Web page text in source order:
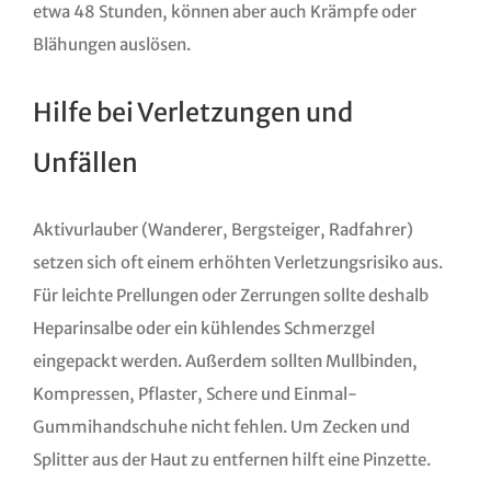
etwa 48 Stunden, können aber auch Krämpfe oder
Blähungen auslösen.
Hilfe bei Verletzungen und
Unfällen
Aktivurlauber (Wanderer, Bergsteiger, Radfahrer)
setzen sich oft einem erhöhten Verletzungsrisiko aus.
Für leichte Prellungen oder Zerrungen sollte deshalb
Heparinsalbe oder ein kühlendes Schmerzgel
eingepackt werden. Außerdem sollten Mullbinden,
Kompressen, Pflaster, Schere und Einmal-
Gummihandschuhe nicht fehlen. Um Zecken und
Splitter aus der Haut zu entfernen hilft eine Pinzette.